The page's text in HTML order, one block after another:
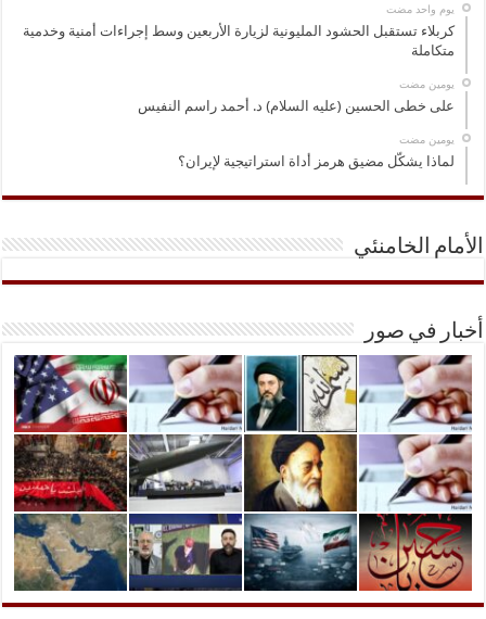
‏يوم واحد مضت
كربلاء تستقبل الحشود المليونية لزيارة الأربعين وسط إجراءات أمنية وخدمية
متكاملة
‏يومين مضت
على خطى الحسين (عليه السلام) د. أحمد راسم النفيس
‏يومين مضت
لماذا يشكّل مضيق هرمز أداة استراتيجية لإيران؟
الأمام الخامنئي
أخبار في صور